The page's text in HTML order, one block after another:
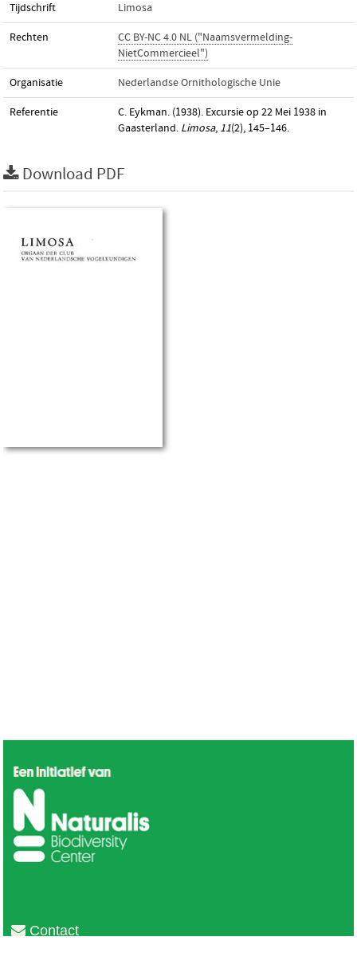
Tijdschrift Limosa
Rechten
CC BY-NC 4.0 NL ("Naamsvermelding-
NietCommercieel")
Organisatie Nederlandse Ornithologische Unie
Referentie
C. Eykman. (1938). Excursie op 22 Mei 1938 in
Gaasterland. Limosa, 11(2), 145–146.
Download PDF
Contact